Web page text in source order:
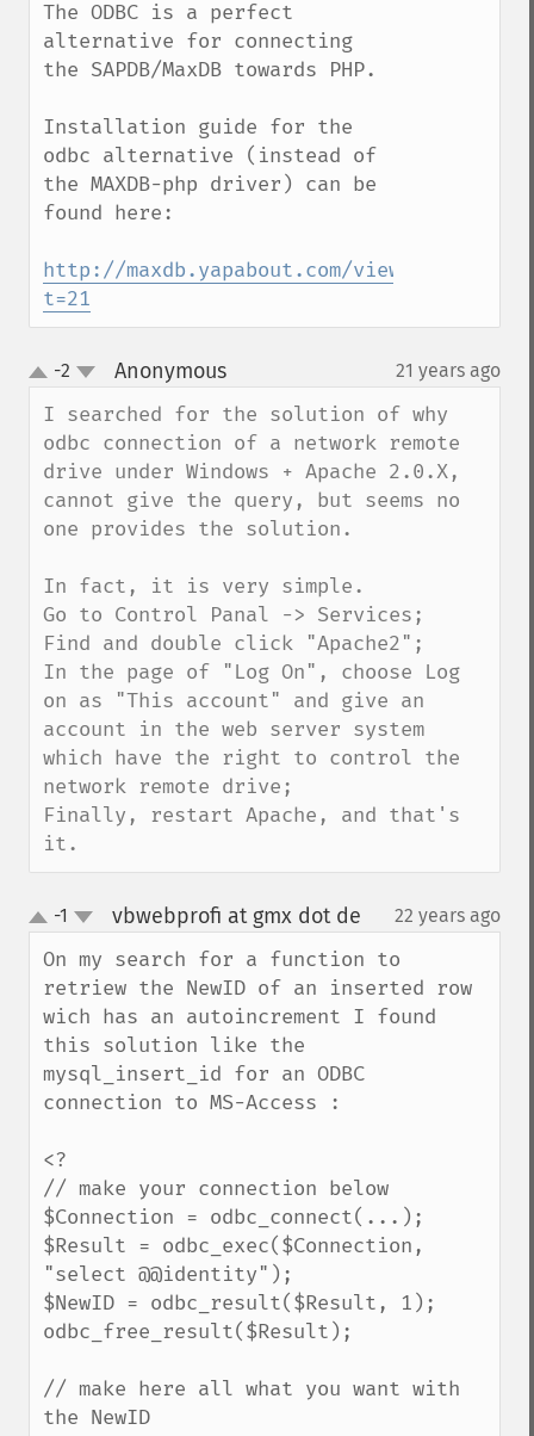
The ODBC is a perfect
alternative for connecting
the SAPDB/MaxDB towards PHP.
Installation guide for the
odbc alternative (instead of
the MAXDB-php driver) can be
found here:
http://maxdb.yapabout.com/viewtopic.php?
t=21
up
down
-2 Anonymous¶ 21 years ago
I searched for the solution of why
odbc connection of a network remote
drive under Windows + Apache 2.0.X,
cannot give the query, but seems no
one provides the solution.
In fact, it is very simple.
Go to Control Panal -> Services;
Find and double click "Apache2";
In the page of "Log On", choose Log
on as "This account" and give an
account in the web server system
which have the right to control the
network remote drive;
Finally, restart Apache, and that's
it.
up
down
-1 vbwebprofi at gmx dot de 22 years ago
On my search for a function to
retriew the NewID of an inserted row
wich has an autoincrement I found
this solution like the
mysql_insert_id for an ODBC
connection to MS-Access :
<?
// make your connection below
$Connection = odbc_connect(...);
$Result = odbc_exec($Connection,
"select @@identity");
$NewID = odbc_result($Result, 1);
odbc_free_result($Result);
// make here all what you want with
the NewID